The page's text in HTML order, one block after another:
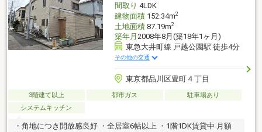
間取り 4LDK
建物面積152.34m2
土地面積87.19m2
築年月 2008年8月(築18年1ヶ月)
東急大井町線 戸越公園駅 徒歩4分
その他の交通
東京都品川区豊町４丁目
3階建て以上 都市ガス
駐車場あり
システムキッチン
・角地につき開放感良好 ・全居室6帖以上 ・1階1DK賃貸中 月額